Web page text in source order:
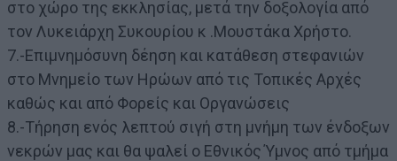
στο χώρο της εκκλησίας, μετά την δοξολογία από
τoν Λυκειάρχη Συκουρίου κ .Μουστάκα Χρήστο.
7.-Επιμνημόσυνη δέηση και κατάθεση στεφανιών
στο Μνημείο των Ηρώων από τις Τοπικές Αρχές
καθώς και από Φορείς και Οργανώσεις
8.-Τήρηση ενός λεπτού σιγή στη μνήμη των ένδοξων
νεκρών μας και θα ψαλεί ο Εθνικός Ύμνος από τμήμα